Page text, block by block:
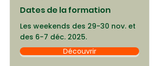
Dates de la formation
Les weekends des 29-30 nov. et
des 6-7 déc. 2025.
Découvrir